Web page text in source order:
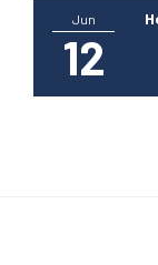
Jun
12